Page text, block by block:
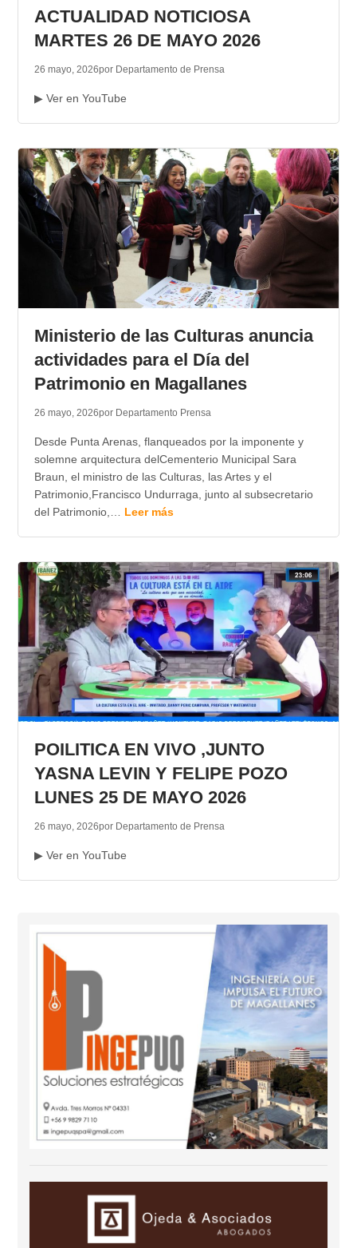
ACTUALIDAD NOTICIOSA
MARTES 26 DE MAYO 2026
26 mayo, 2026por Departamento de Prensa
▶ Ver en YouTube
Ministerio de las Culturas anuncia
actividades para el Día del
Patrimonio en Magallanes
26 mayo, 2026por Departamento Prensa
Desde Punta Arenas, flanqueados por la imponente y
solemne arquitectura delCementerio Municipal Sara
Braun, el ministro de las Culturas, las Artes y el
Patrimonio,Francisco Undurraga, junto al subsecretario
del Patrimonio,… Leer más
POILITICA EN VIVO ,JUNTO
YASNA LEVIN Y FELIPE POZO
LUNES 25 DE MAYO 2026
26 mayo, 2026por Departamento de Prensa
▶ Ver en YouTube